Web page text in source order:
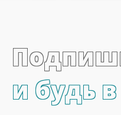
и будь